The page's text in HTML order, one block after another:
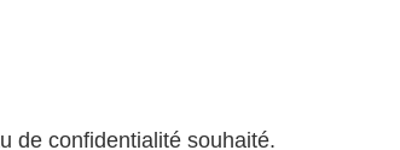
de confidentialité souhaité.